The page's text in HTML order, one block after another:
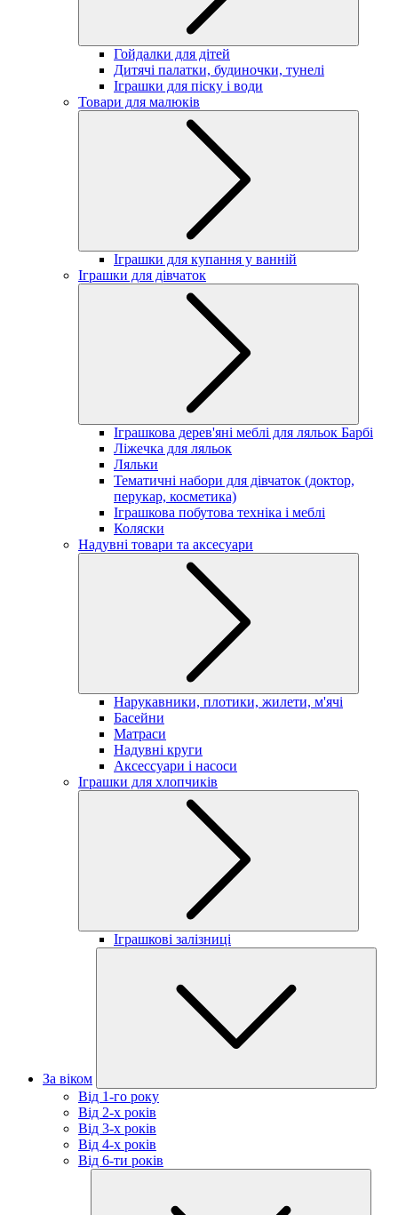
Гойдалки для дітей
Дитячі палатки, будиночки, тунелі
Іграшки для піску і води
Товари для малюків
Іграшки для купання у ванній
Іграшки для дівчаток
Іграшкова дерев'яні меблі для ляльок Барбі
Ліжечка для ляльок
Ляльки
Тематичні набори для дівчаток (доктор,
перукар, косметика)
Іграшкова побутова техніка і меблі
Коляски
Надувні товари та аксесуари
Нарукавники, плотики, жилети, м'ячі
Басейни
Матраси
Надувні круги
Аксессуари і насоси
Іграшки для хлопчиків
Іграшкові залізниці
За віком
Від 1-го року
Від 2-х років
Від 3-х років
Від 4-х років
Від 6-ти років